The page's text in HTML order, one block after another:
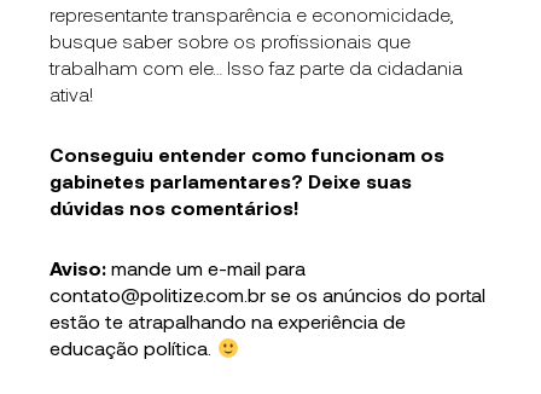
representante transparência e economicidade,
busque saber sobre os profissionais que
trabalham com ele… Isso faz parte da cidadania
ativa!
Conseguiu entender como funcionam os
gabinetes parlamentares? Deixe suas
dúvidas nos comentários!
Aviso: mande um e-mail para
contato@politize.com.br se os anúncios do portal
estão te atrapalhando na experiência de
educação política.